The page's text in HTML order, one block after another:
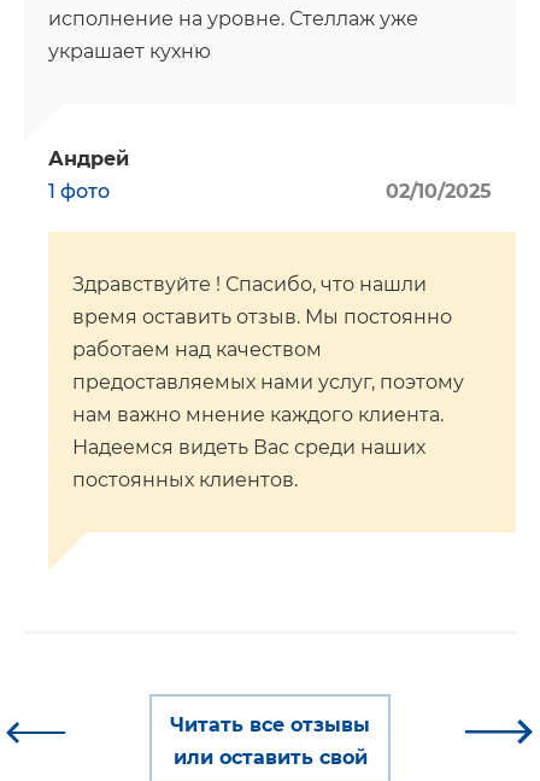
исполнение на уровне. Стеллаж уже
украшает кухню
Андрей
1 фото
02/10/2025
Здравствуйте ! Спасибо, что нашли
время оставить отзыв. Мы постоянно
работаем над качеством
предоставляемых нами услуг, поэтому
нам важно мнение каждого клиента.
Надеемся видеть Вас среди наших
постоянных клиентов.
Читать все отзывы
или оставить свой